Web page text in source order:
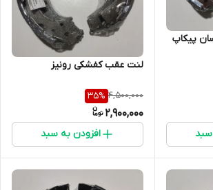
پیکاپ
سبد
لنت عقب کفشکی رونیز
4,500,000
35%
2,900,000
افزودن به سبد